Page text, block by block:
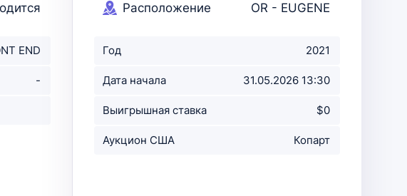
END
-
Расположение
OR - EUGENE
Год 2021
Дата начала
аукциона
31.05.2026 13:30
Выигрышная ставка $0
Аукцион США Копарт